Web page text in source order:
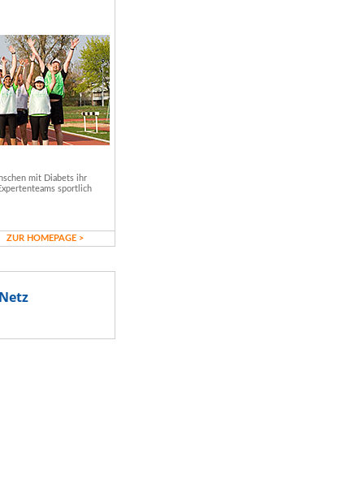
mit Diabets ihr
sportlich
ZUR HOMEPAGE >